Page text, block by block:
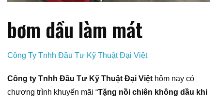
bơm dầu làm mát
Công Ty Tnhh Đầu Tư Kỹ Thuật Đại Việt
Công ty Tnhh Đầu Tư Kỹ Thuật Đại Việt hôm nay có
chương trình khuyến mãi “Tặng nồi chiên không dầu khi